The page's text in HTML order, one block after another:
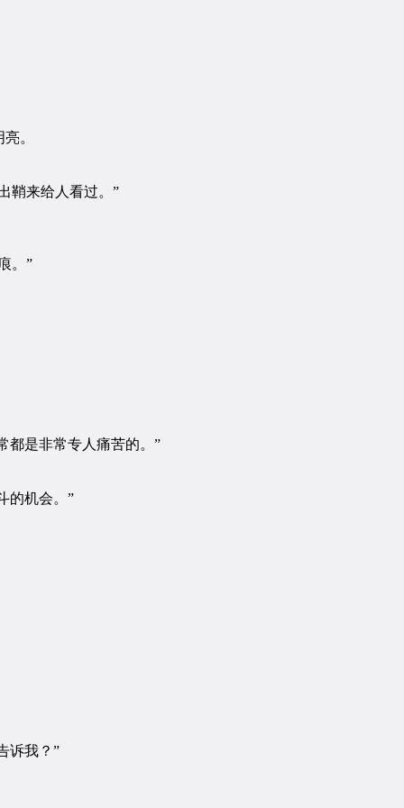
。
鞘来给人看过。”
。”
是非常专人痛苦的。”
的机会。”
诉我？”